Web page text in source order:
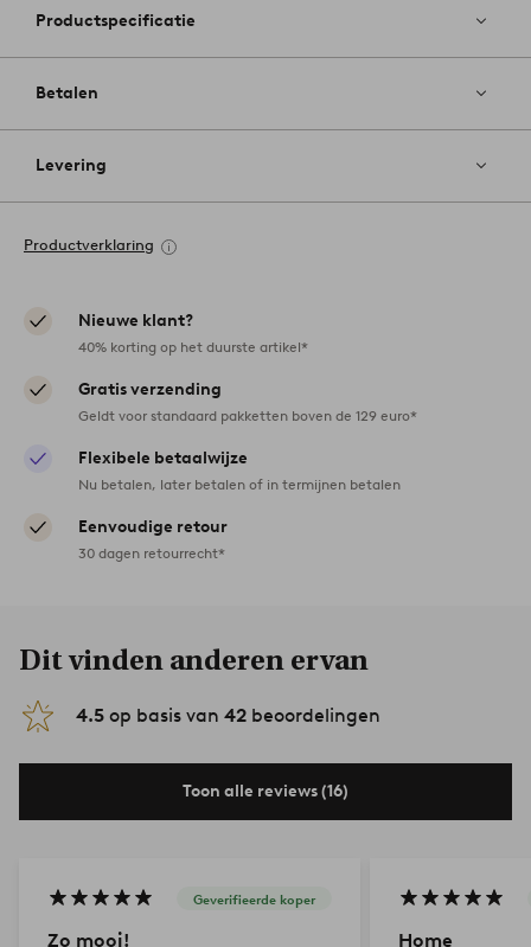
Productspecificatie
Betalen
Levering
Productverklaring
Nieuwe klant?
40% korting op het duurste artikel*
Gratis verzending
Geldt voor standaard pakketten boven de 129 euro*
Flexibele betaalwijze
Nu betalen, later betalen of in termijnen betalen
Eenvoudige retour
30 dagen retourrecht*
Dit vinden anderen ervan
4.5 op basis van 42 beoordelingen
Toon alle reviews (16)
Geverifieerde koper
Zo mooi! Home